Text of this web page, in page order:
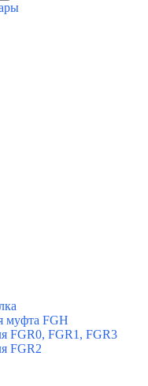
муфта FGH
FGR0, FGR1, FGR3
FGR2